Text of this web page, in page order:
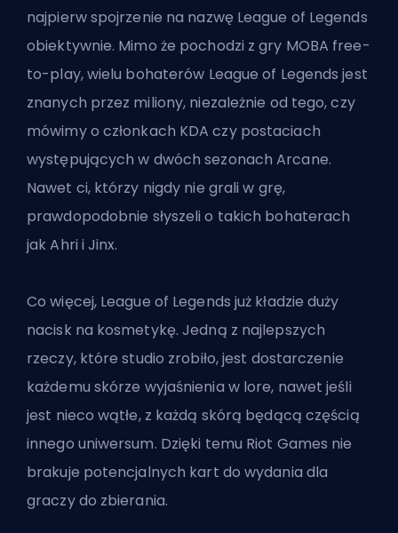
najpierw spojrzenie na nazwę League of Legends
obiektywnie. Mimo że pochodzi z gry MOBA free-
to-play, wielu bohaterów League of Legends jest
znanych przez miliony, niezależnie od tego, czy
mówimy o członkach KDA czy postaciach
występujących w dwóch sezonach Arcane.
Nawet ci, którzy nigdy nie grali w grę,
prawdopodobnie słyszeli o takich bohaterach
jak Ahri i Jinx.
Co więcej, League of Legends już kładzie duży
nacisk na kosmetykę. Jedną z najlepszych
rzeczy, które studio zrobiło, jest dostarczenie
każdemu skórze wyjaśnienia w lore, nawet jeśli
jest nieco wątłe, z każdą skórą będącą częścią
innego uniwersum. Dzięki temu Riot Games nie
brakuje potencjalnych kart do wydania dla
graczy do zbierania.